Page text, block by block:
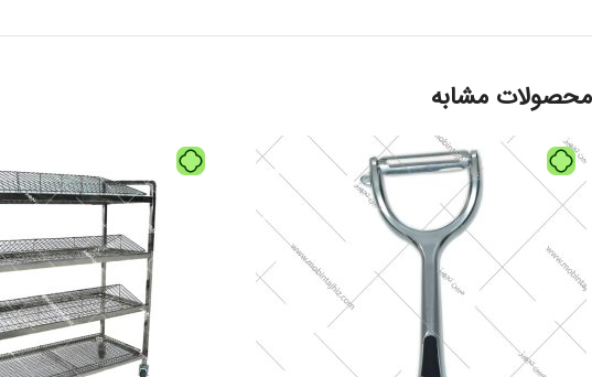
محصولات مشابه